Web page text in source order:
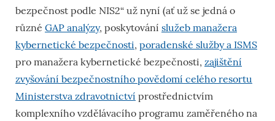
bezpečnost podle NIS2“ už nyní (ať už se jedná o
různé GAP analýzy, poskytování služeb manažera
kybernetické bezpečnosti, poradenské služby a ISMS
pro manažera kybernetické bezpečnosti, zajištění
zvyšování bezpečnostního povědomí celého resortu
Ministerstva zdravotnictví prostřednictvím
komplexního vzdělávacího programu zaměřeného na